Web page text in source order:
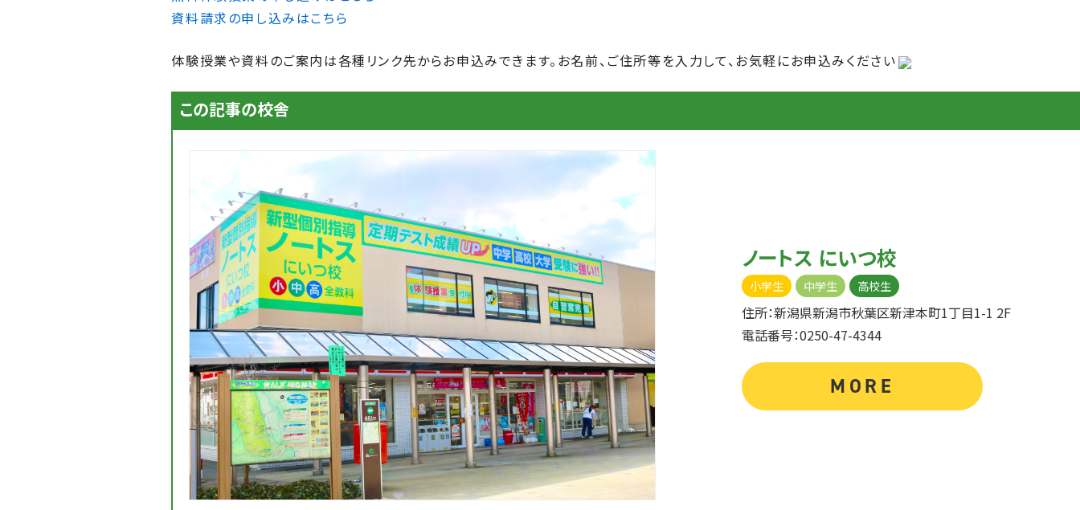
資料請求の申し込みはこちら
体験授業や資料のご案内は各種リンク先からお申込みできます。お名前、ご住所等を入力して、お気軽にお申込みください
この記事の校舎
ノートス にいつ校
小学生 中学生 高校生
住所：新潟県新潟市秋葉区新津本町1丁目1-1 2F
電話番号：0250-47-4344
MORE